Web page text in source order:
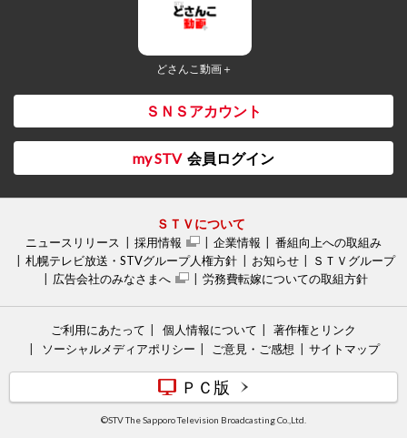
どさんこ動画＋
ＳＮＳアカウント
my STV 会員ログイン
ＳＴＶについて
ニュースリリース 採用情報 企業情報
番組向上への取組み
札幌テレビ放送・STVグループ人権方針
お知らせ
ＳＴＶグループ
広告会社のみなさまへ
労務費転嫁についての取組方針
ご利用にあたって 個人情報について
著作権とリンク
ソーシャルメディアポリシー
ご意見・ご感想 サイトマップ
ＰＣ版
©STV The Sapporo Television Broadcasting Co.,Ltd.